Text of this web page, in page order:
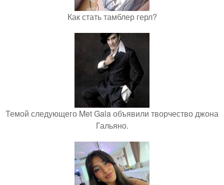
Как стать тамблер герл?
Темой следующего Met Gala объявили творчество джона
Гальяно.